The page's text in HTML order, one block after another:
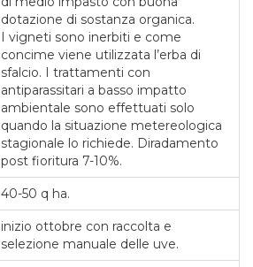
dotazione di sostanza organica.
I vigneti sono inerbiti e come
concime viene utilizzata l’erba di
sfalcio. I trattamenti con
antiparassitari a basso impatto
ambientale sono effettuati solo
quando la situazione metereologica
stagionale lo richiede. Diradamento
post fioritura 7-10%.
40-50 q ha.
inizio ottobre con raccolta e
selezione manuale delle uve.